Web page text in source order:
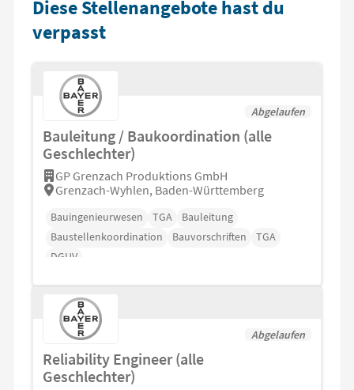
Diese Stellenangebote hast du
verpasst
Abgelaufen
Bauleitung / Baukoordination (alle
Geschlechter)
GP Grenzach Produktions GmbH
Grenzach-Wyhlen, Baden-Württemberg
Bauingenieurwesen TGA
Bauleitung
Baustellenkoordination
Bauvorschriften
TGA
DGUV
Abgelaufen
Reliability Engineer (alle
Geschlechter)